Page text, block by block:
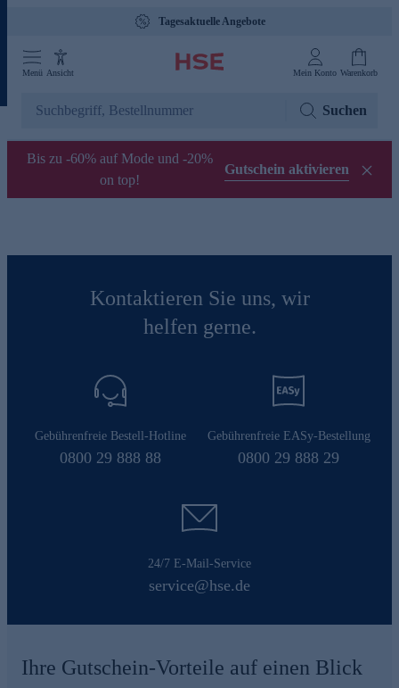
Tagesaktuelle Angebote
Menü Ansicht Mein Konto Warenkorb
Suchen
Bis zu -60% auf Mode und -20%
on top!
Gutschein aktivieren
Kontaktieren Sie uns, wir
helfen gerne.
Gebührenfreie Bestell-Hotline
0800 29 888 88
Gebührenfreie EASy-Bestellung
0800 29 888 29
24/7 E-Mail-Service
service@hse.de
Ihre Gutschein-Vorteile auf einen Blick